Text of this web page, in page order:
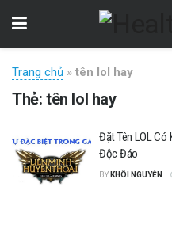
Trang chủ » tên lol hay
Thẻ:tên lol hay
Đặt Tên LOL Có
Độc Đáo
BY KHÔI NGUYỄN